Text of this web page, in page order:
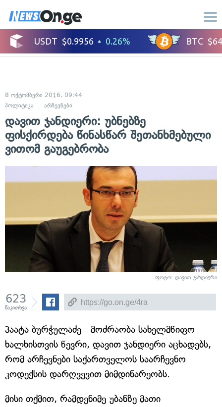
8 ოქტომბერი 2016, 09:44
პოლიტიკა
არჩევნები
დავით ჯანდიერი: უბნებზე
ფისქირდება წინასწარ შეთანხმებული
ვითომ გაუგებრობა
ფოტო: დავით ჯანდიერი
623
წაკითხვა
პაატა ბურჭულაძე - მოძრაობა სახელმწიფო
ხალხისთვის წევრი, დავით ჯანდიერი აცხადებს,
რომ არჩევნები საქართველოს საარჩევნო
კოდექსის დარღვევით მიმდინარეობს.
მისი თქმით, რამდენიმე უბანზე მათი